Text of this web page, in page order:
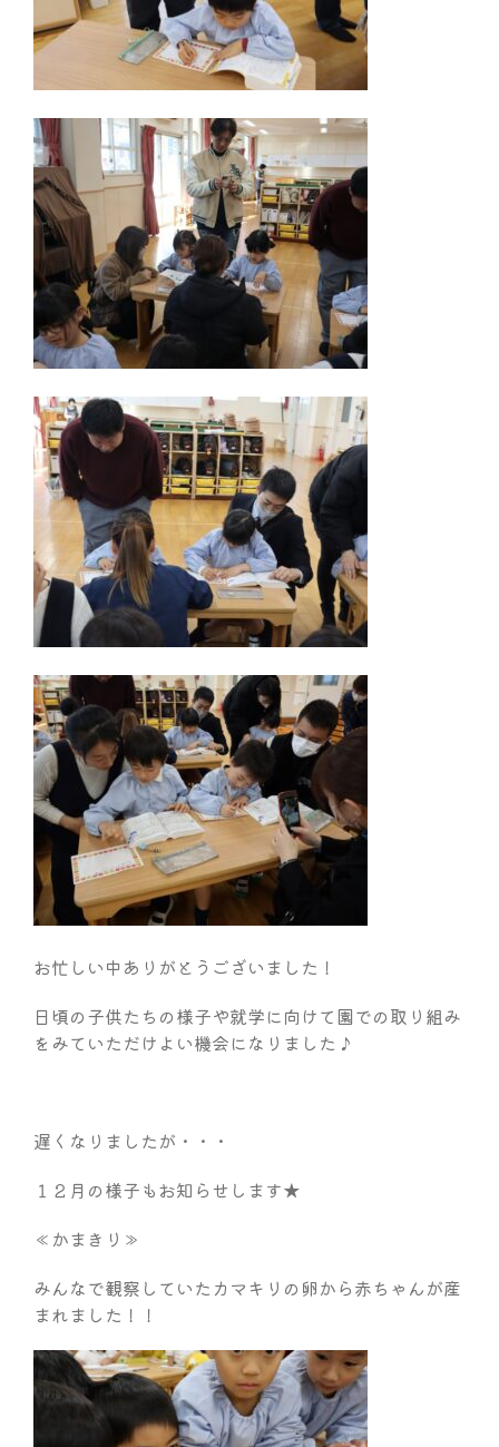
お忙しい中ありがとうございました！
日頃の子供たちの様子や就学に向けて園での取り組み
をみていただけよい機会になりました♪
遅くなりましたが・・・
１２月の様子もお知らせします★
≪かまきり≫
みんなで観察していたカマキリの卵から赤ちゃんが産
まれました！！